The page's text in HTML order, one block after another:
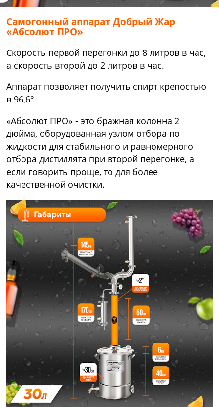
Самогонный аппарат Добрый Жар
«Абсолют ПРО»
Скорость первой перегонки до 8 литров в час,
а скорость второй до 2 литров в час.
Аппарат позволяет получить спирт крепостью
в 96,6°
«Абсолют ПРО» - это бражная колонна 2
дюйма, оборудованная узлом отбора по
жидкости для стабильного и равномерного
отбора дистиллята при второй перегонке, а
если говорить проще, то для более
качественной очистки.